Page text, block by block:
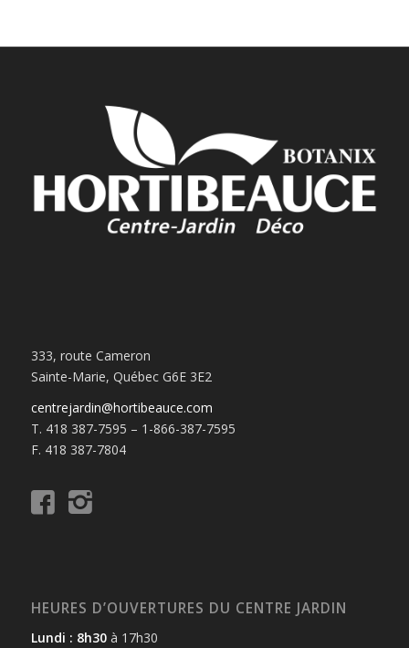
333, route Cameron
Sainte-Marie, Québec G6E 3E2
centrejardin@hortibeauce.com
T. 418 387-7595 – 1-866-387-7595
F. 418 387-7804
HEURES D’OUVERTURES DU CENTRE JARDIN
Lundi : 8h30à 17h30